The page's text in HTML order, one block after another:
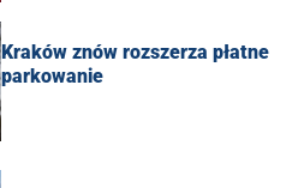
Kraków znów rozszerza płatne
parkowanie